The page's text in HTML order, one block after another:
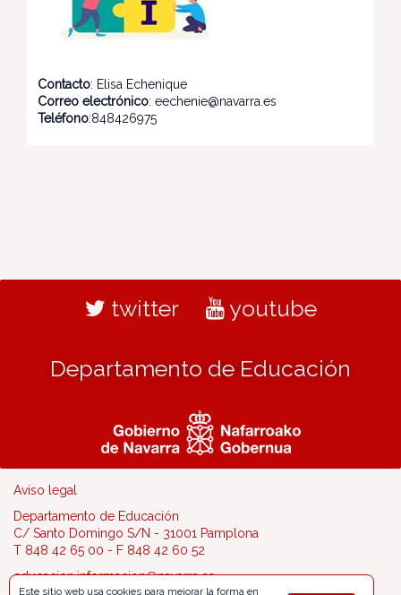
Contacto: Elisa Echenique
Correo electrónico: eechenie@navarra.es
Teléfono:848426975
twitter youtube
Departamento de Educación
Aviso legal
Departamento de Educación
C/ Santo Domingo S/N - 31001 Pamplona
T 848 42 65 00 - F 848 42 60 52
educacion.informacion@navarra.es
Este sitio web usa cookies para mejorar la forma en